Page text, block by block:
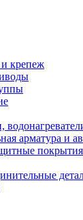
крепеж
арматура и
покрытия